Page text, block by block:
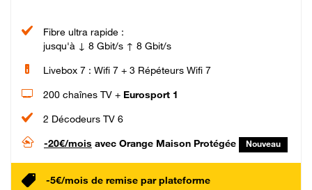
Fibre ultra rapide :
jusqu'à ↓ 8 Gbit/s ↑ 8 Gbit/s
Livebox 7 : Wifi 7 + 3 Répéteurs Wifi 7
200 chaînes TV + Eurosport 1
2 Décodeurs TV 6
-20€/mois avec Orange Maison Protégée Nouveau
-5€/mois de remise par plateforme